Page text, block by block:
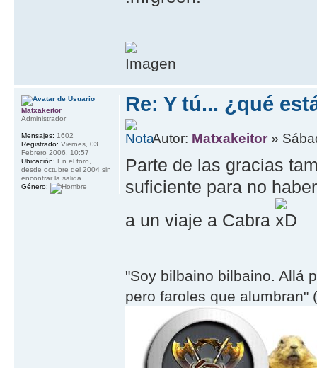
Re: Y tú... ¿qué
Autor: Matxakeitor »
Parte de las gracias
suficiente para no
a un viaje a Cabra
"Soy bilbaino bilbaino. Allá
pero faroles que alumbran"
Matxakeitor
Administrador
Mensajes: 1602
Registrado: Viernes, 03
Febrero 2006, 10:57
Ubicación: En el foro,
desde octubre del 2004 sin
encontrar la salida
Género: